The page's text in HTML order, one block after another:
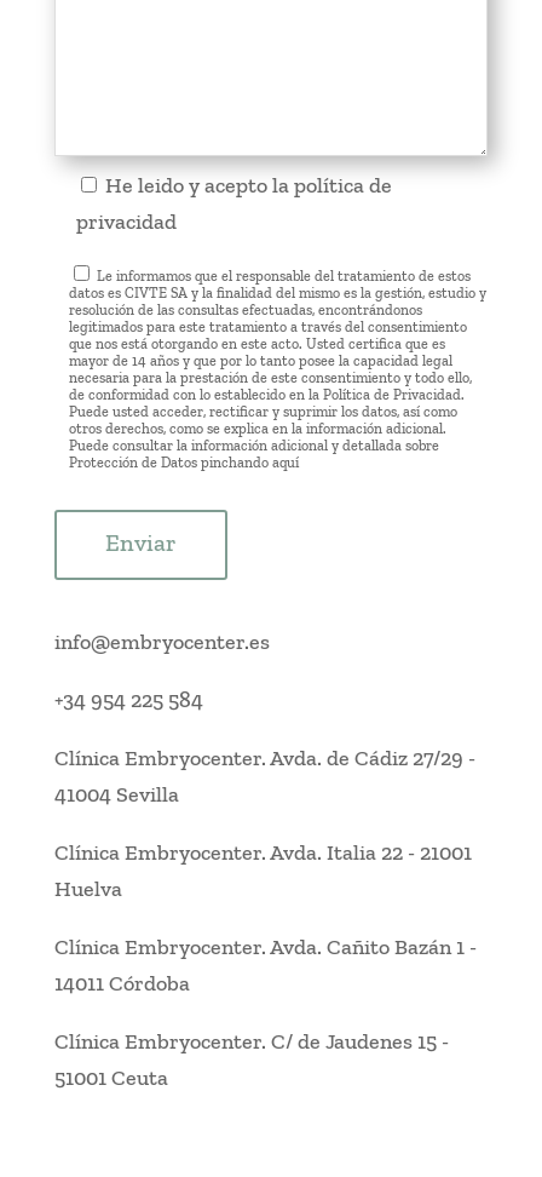
He leido y acepto lapolítica de
privacidad
Le informamos que el responsable del tratamiento de estos
datos es CIVTE SA y la finalidad del mismo es la gestión, estudio y
resolución de las consultas efectuadas, encontrándonos
legitimados para este tratamiento a través del consentimiento
que nos está otorgando en este acto. Usted certifica que es
mayor de 14 años y que por lo tanto posee la capacidad legal
necesaria para la prestación de este consentimiento y todo ello,
de conformidad con lo establecido en la Política de Privacidad.
Puede usted acceder, rectificar y suprimir los datos, así como
otros derechos, como se explica en la información adicional.
Puede consultar la información adicional y detallada sobre
Protección de Datos pinchando aquí
Enviar
info@embryocenter.es
+34 954 225 584
Clínica Embryocenter.Avda. de Cádiz 27/29 -
41004 Sevilla
Clínica Embryocenter.Avda. Italia 22- 21001
Huelva
Clínica Embryocenter.Avda. Cañito Bazán 1-
14011 Córdoba
Clínica Embryocenter. C/ de Jaudenes 15-
51001 Ceuta